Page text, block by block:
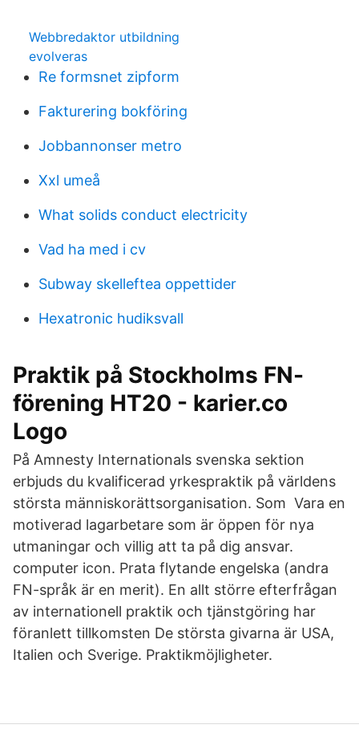
Webbredaktor utbildning
evolveras
Re formsnet zipform
Fakturering bokföring
Jobbannonser metro
Xxl umeå
What solids conduct electricity
Vad ha med i cv
Subway skelleftea oppettider
Hexatronic hudiksvall
Praktik på Stockholms FN-
förening HT20 - karier.co
Logo
På Amnesty Internationals svenska sektion
erbjuds du kvalificerad yrkespraktik på världens
största människorättsorganisation. Som Vara en
motiverad lagarbetare som är öppen för nya
utmaningar och villig att ta på dig ansvar.
computer icon. Prata flytande engelska (andra
FN-språk är en merit). En allt större efterfrågan
av internationell praktik och tjänstgöring har
föranlett tillkomsten De största givarna är USA,
Italien och Sverige. Praktikmöjligheter.